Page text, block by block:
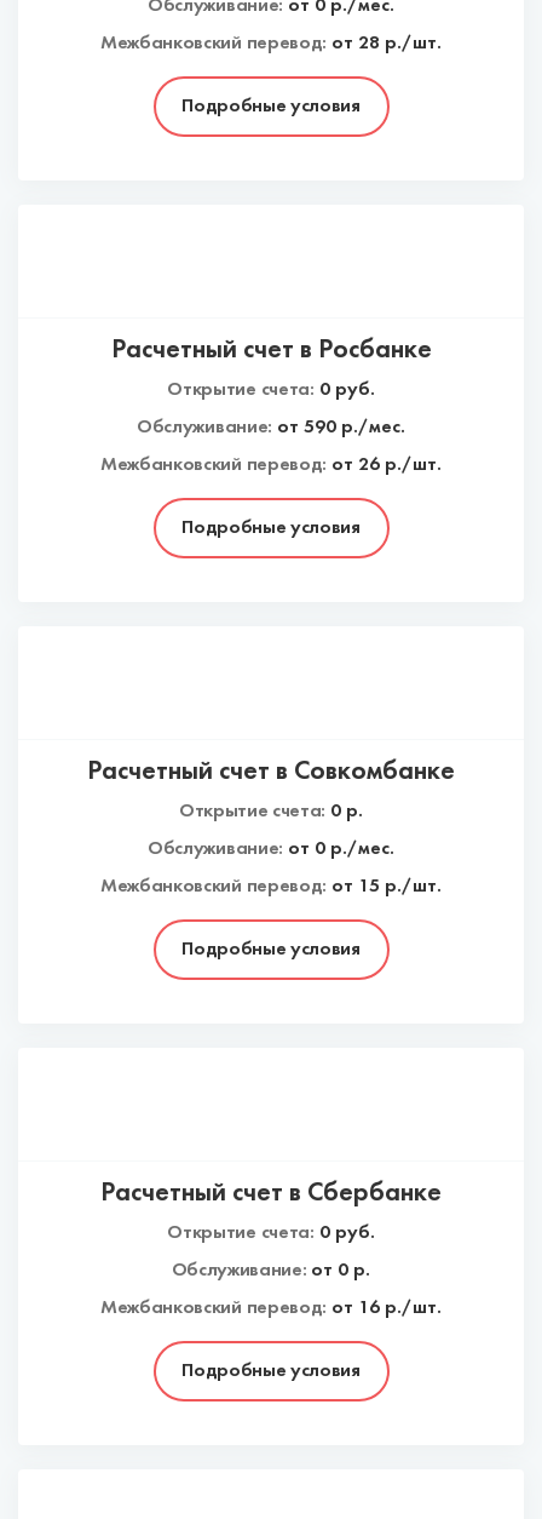
Подробные условия
Обслуживание: от 0р./мес.
Межбанковский перевод: от 28 р./шт.
Подробные условия
Расчетный счет в Росбанке
Открытие счета: 0руб.
Обслуживание: от 590р./мес.
Межбанковский перевод: от 26 р./шт.
Подробные условия
Расчетный счет в Совкомбанке
Открытие счета: 0 р.
Обслуживание: от 0р./мес.
Межбанковский перевод: от 15 р./шт.
Подробные условия
Расчетный счет в Сбербанке
Открытие счета: 0руб.
Обслуживание: от 0 р.
Межбанковский перевод: от 16 р./шт.